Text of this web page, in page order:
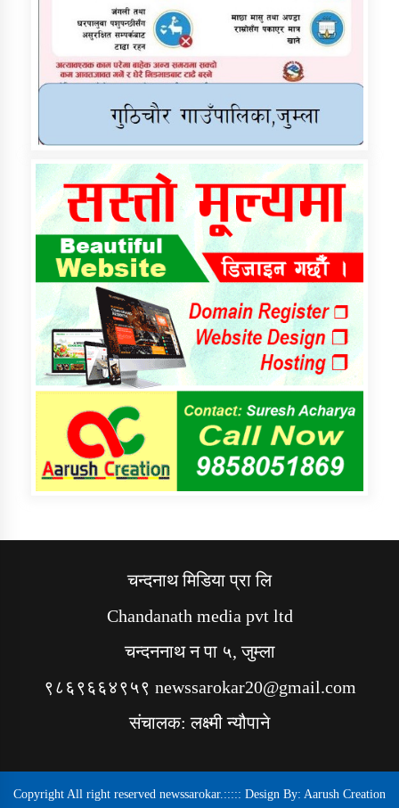
चन्दनाथ मिडिया प्रा लि
Chandanath media pvt ltd
चन्दननाथ न पा ५, जुम्ला
९८६९६६४९५९ newssarokar20@gmail.com
संचालक: लक्ष्मी न्यौपाने
Copyright All right reserved newssarokar.::::: Design By: Aarush Creation